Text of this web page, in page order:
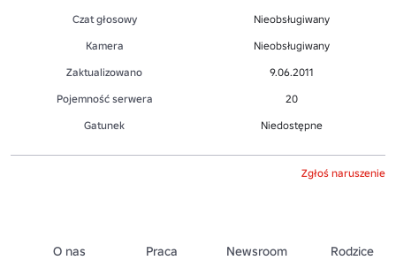
Czat głosowy
Nieobsługiwany
Kamera
Nieobsługiwany
Zaktualizowano
9.06.2011
Pojemność serwera
20
Gatunek
Niedostępne
Zgłoś naruszenie
O nas Praca Newsroom
Rodzice